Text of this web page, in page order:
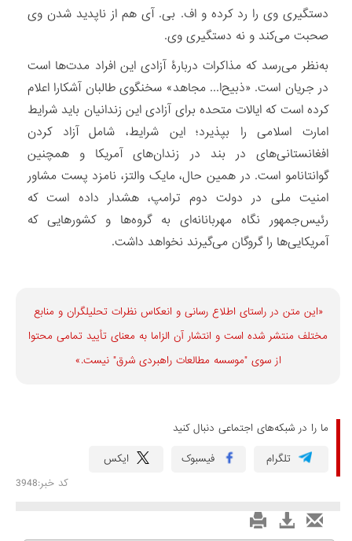
دستگیری وی را رد کرده و اف. بی. آی هم از ناپدید شدن وی
صحبت می‌کند و نه دستگیری وی.
به‌نظر می‌رسد که مذاکرات دربارۀ آزادی این افراد مدت‌ها است
در جریان است. «ذبیح‌ا... مجاهد» سخنگوی طالبان آشکارا اعلام
کرده است که ایالات متحده برای آزادی این زندانیان باید شرایط
امارت اسلامی را بپذیرد؛ این شرایط، شامل آزاد کردن
افغانستانی‌های در بند در زندان‌های آمریکا و همچنین
گوانتانامو است. در همین حال، مایک والتز، نامزد پست مشاور
امنیت ملی در دولت دوم ترامپ، هشدار داده است که
رئیس‌جمهور نگاه مهربانانه‌ای به گروه‌ها و کشورهایی که
آمریکایی‌ها را گروگان می‌گیرند نخواهد داشت.
«این متن در راستای اطلاع رسانی و انعكاس نظرات تحليلگران و منابع
مختلف منتشر شده است و انتشار آن الزاما به معنای تأیید تمامی محتوا
از سوی "موسسه مطالعات راهبردی شرق" نیست.»
ما را در شبکه‌های اجتماعی دنبال کنید
تلگرام فیسبوک
ایکس
کد خبر:3948